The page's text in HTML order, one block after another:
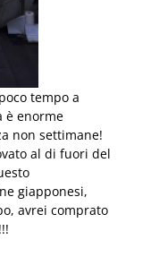
tempo a
è enorme
non settimane!
al di fuori del
giapponesi,
avrei comprato